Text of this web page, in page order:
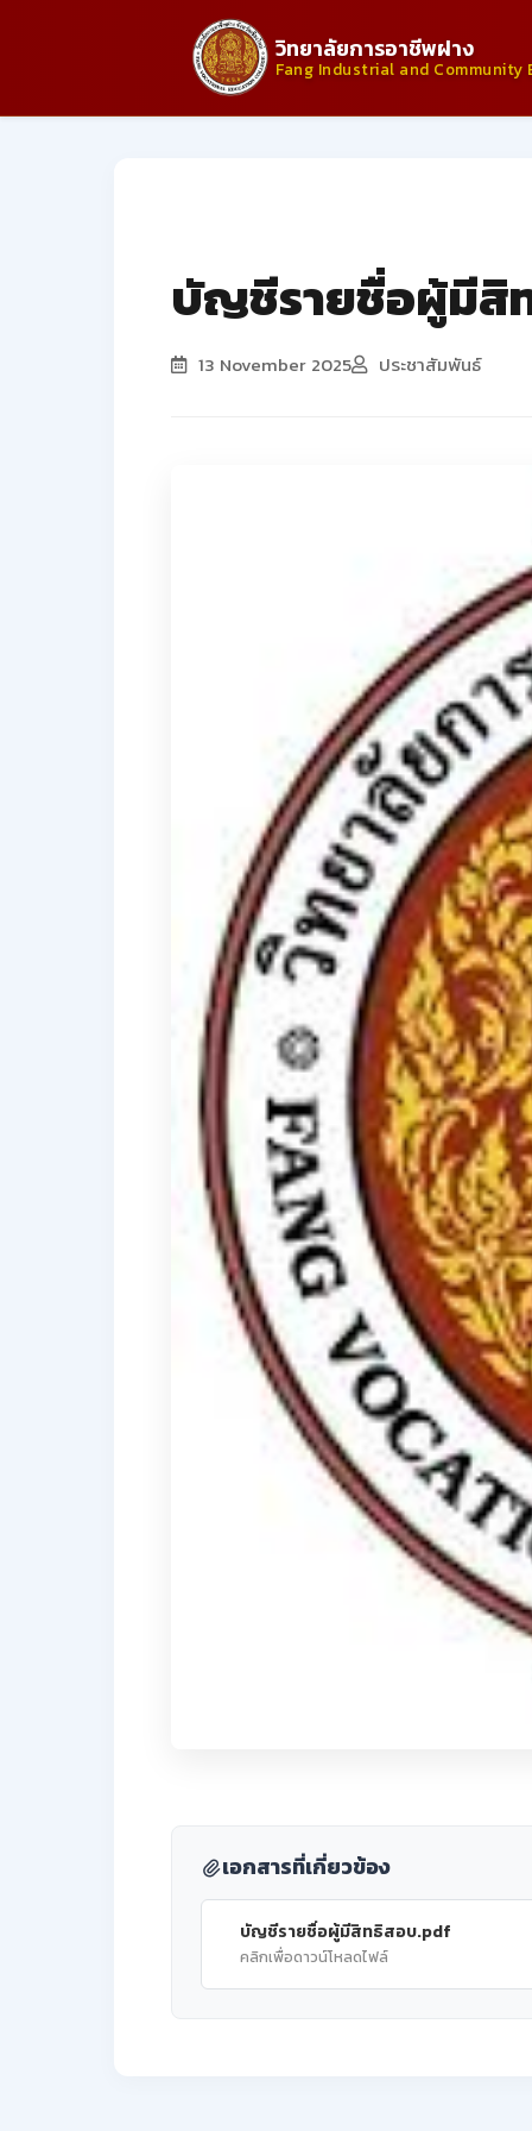
วิทยาลัยการอาชีพฝาง
Fang Industrial and
บัญชีรายชื่อผู้มีสิ
13 November 2025 ประชาสัมพันธ์
เอกสารที่เกี่ยวข้อง
บัญชีรายชื่อผู้มีสิทธิสอบ.pdf
คลิกเพื่อดาวน์โหลดไฟล์